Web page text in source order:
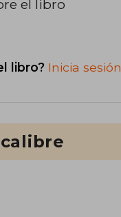
el libro
libro? Inicia sesión